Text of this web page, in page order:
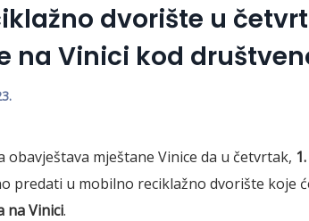
dvorište u
na Vinici kod
obavještava mještane Vinice da u četvrtak,
predati u mobilno reciklažno dvorište koje
na Vinici.